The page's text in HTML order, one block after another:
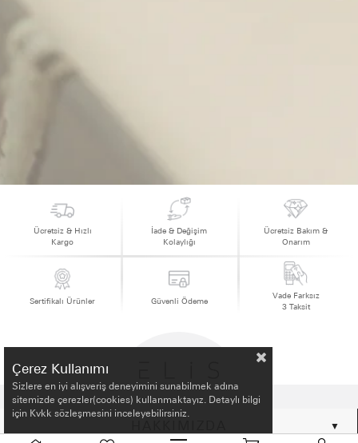
Ücretsiz & Hızlı
Kargo
İade & Değişim
Kolaylığı
Ücretsiz Bakım &
Onarım
Sertifikalı Ürünler Güvenli Ödeme
Vade Farksız
3 Taksit
Çerez Kullanımı
Sizlere en iyi alışveriş deneyimini sunabilmek adına
sitemizde çerezler(cookies) kullanmaktayız. Detaylı bilgi
için Kvkk sözleşmesini inceleyebilirsiniz.